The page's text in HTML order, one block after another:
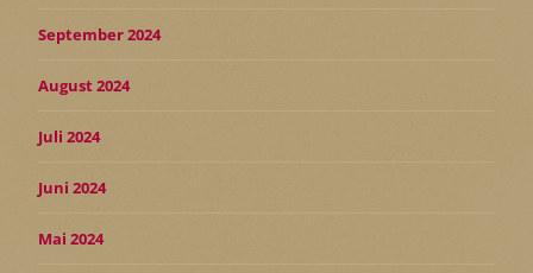
September 2024
August 2024
Juli 2024
Juni 2024
Mai 2024